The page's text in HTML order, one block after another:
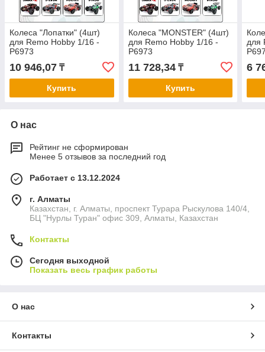
Колеса "Лопатки" (4шт)
для Remo Hobby 1/16 -
P6973
10 946,07 ₸
Купить
Колеса "MONSTER" (4шт)
для Remo Hobby 1/16 -
P6973
11 728,34₸
Купить
для
6
О нас
Рейтинг не сформирован
Менее 5 отзывов за последний год
Работает с 13.12.2024
г. Алматы
Казахстан, г. Алматы, проспект Турара Рыскулова 140/4,
БЦ "Нурлы Туран" офис 309, Алматы, Казахстан
Контакты
Сегодня выходной
Показать весь график работы
О нас
Контакты